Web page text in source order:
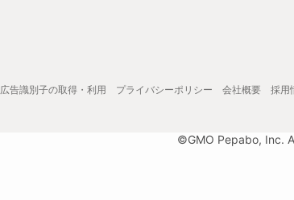
広告識別子の取得・利用 プライバシーポリシー 会社概要 採用
©GMO Pepabo, Inc.